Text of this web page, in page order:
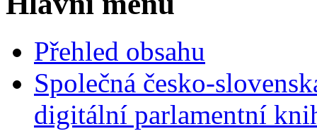
Přehled obsahu
Společná česko-
digitální parlamentní